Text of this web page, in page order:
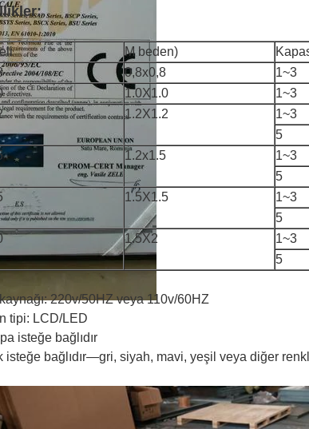
M beden)
0,8x0,8
1~3
1.0X1.0
1~3
1.2X1.2
1~3
5
1.2x1.5
1~3
5
1.5X1.5
1~3
5
1.5X2
1~3
5
220v/50HZ veya 110v/60HZ
tipi: LCD/LED
isteğe bağlıdır
isteğe bağlıdır—gri, siyah, mavi, yeşil veya diğer